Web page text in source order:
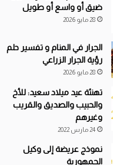
ضيق أو واسع أو طويل
28 مايو 2026
الجرار في المنام و تفسير حلم
رؤية الجرار الزراعي
28 مايو 2026
تهنئة عيد ميلاد سعيد: للأخ
والحبيب والصديق والقريب
وغيرهم
24 مارس 2022
نموذج عريضة إلى وكيل
الجمهورية